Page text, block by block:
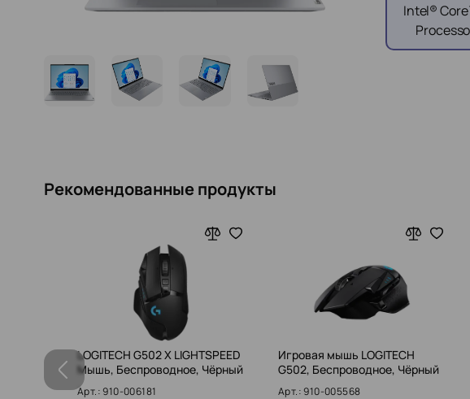
Intel®
Рекомендованные продукты
LOGITECH G502 X LIGHTSPEED
Мышь, Беспроводное, Чёрный
Арт.: 910-006181
Игровая мышь LOGITECH
G502, Беспроводное, Чёрный
Арт.: 910-005568